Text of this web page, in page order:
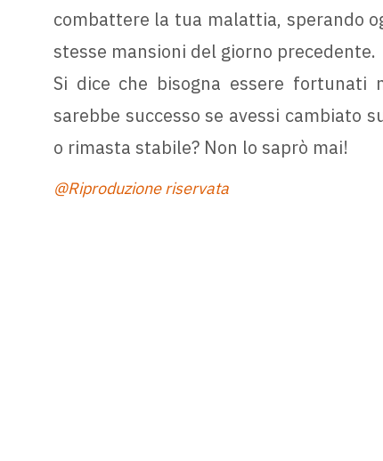
combattere la tua malattia, sperando
stesse mansioni del giorno precedente.
Si dice che bisogna essere fortunati
sarebbe successo se avessi cambiato
o rimasta stabile? Non lo saprò mai!
@Riproduzione riservata